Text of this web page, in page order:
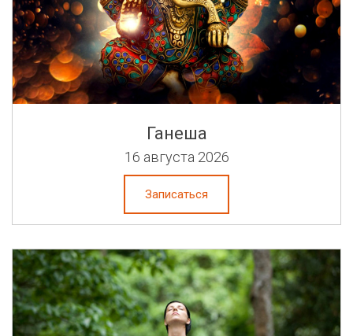
Ганеша
16 августа 2026
Записаться